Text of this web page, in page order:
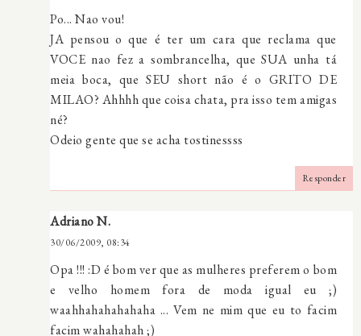
Po... Nao vou!
JA pensou o que é ter um cara que reclama que
VOCE nao fez a sombrancelha, que SUA unha tá
meia boca, que SEU short não é o GRITO DE
MILAO? Ahhhh que coisa chata, pra isso tem amigas
né?
Odeio gente que se acha tostinessss
Responder
Adriano N.
30/06/2009, 08:34
Opa !!! :D é bom ver que as mulheres preferem o bom
e velho homem fora de moda igual eu ;)
waahhahahahahaha ... Vem ne mim que eu to facim
facim wahahahah ;)